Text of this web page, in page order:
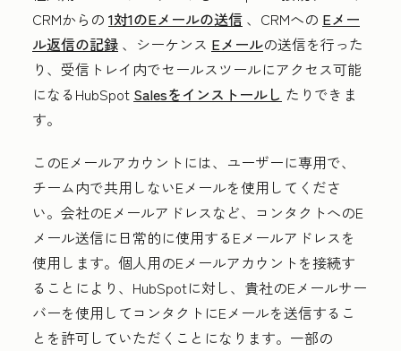
CRMからの 1対1のEメールの送信 、CRMへの Eメー
ル返信の記録 、シーケンス Eメールの送信を行った
り、受信トレイ内でセールスツールにアクセス可能
になるHubSpot Salesをインストールし たりできま
す。
このEメールアカウントには、ユーザーに専用で、
チーム内で共用しないEメールを使用してくださ
い。会社のEメールアドレスなど、コンタクトへのE
メール送信に日常的に使用するEメールアドレスを
使用します。個人用のEメールアカウントを接続す
ることにより、HubSpotに対し、貴社のEメールサー
バーを使用してコンタクトにEメールを送信するこ
とを許可していただくことになります。一部の